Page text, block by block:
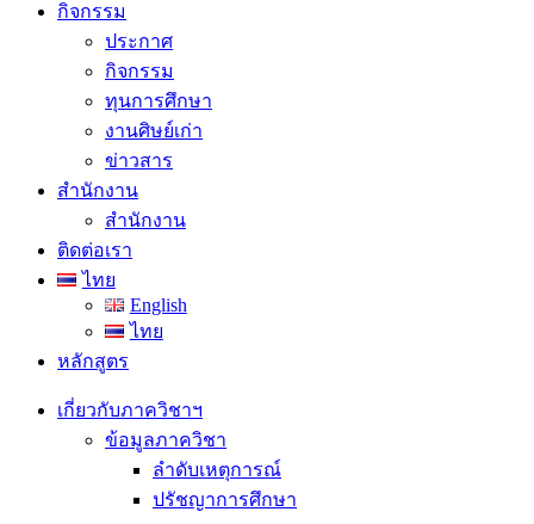
กิจกรรม
ประกาศ
กิจกรรม
ทุนการศึกษา
งานศิษย์เก่า
ข่าวสาร
สำนักงาน
สำนักงาน
ติดต่อเรา
ไทย
English
ไทย
หลักสูตร
เกี่ยวกับภาควิชาฯ
ข้อมูลภาควิชา
ลำดับเหตุการณ์
ปรัชญาการศึกษา